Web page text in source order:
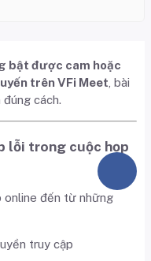
bật được cam hoặc
trên VFi Meet , bài
cách.
lỗi trong cuộc họp
online đến từ những
truy cập